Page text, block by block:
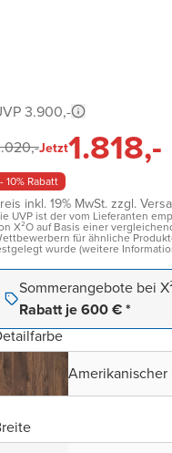
3.900,-
Jetzt1.818,-
- 10% Rabatt
inkl. 19% MwSt. zzgl.
UVP ist der vom Lieferanten
X²O auf Basis einer
für ähnliche
wurde (weitere
Sommerangebote bei
Rabatt je 600 € *
Amerikanischer